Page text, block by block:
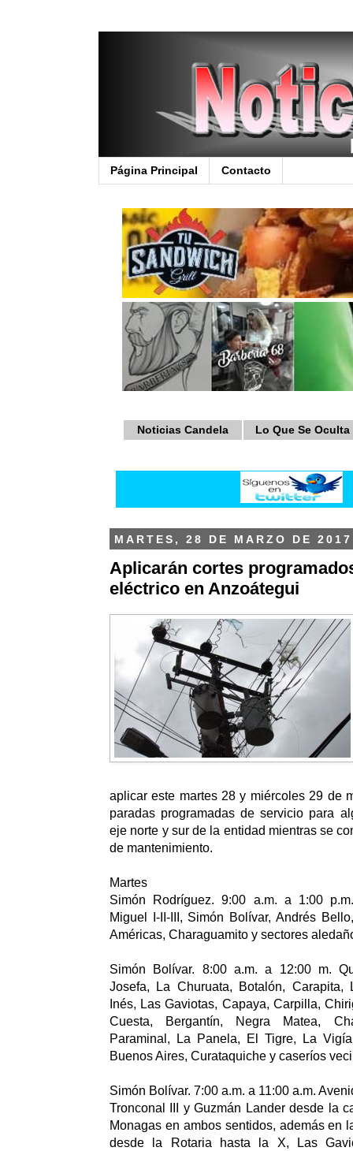
Página Principal Contacto
Noticias Candela Lo Que Se Oculta
MARTES, 28 DE MARZO DE 2017
Aplicarán cortes
eléctrico en Anzoátegui
aplicar este martes 28 y miércoles 29 de
paradas programadas de servicio para
eje norte y sur de la entidad mientras se
de mantenimiento.
Martes
Simón Rodríguez. 9:00 a.m. a 1:00
Miguel I-II-III, Simón Bolívar, Andrés
Américas, Charaguamito y sectores
Simón Bolívar. 8:00 a.m. a 12:00 m.
Josefa, La Churuata, Botalón, Carapita,
Inés, Las Gaviotas, Capaya, Carpilla,
Cuesta, Bergantín, Negra Matea,
Paraminal, La Panela, El Tigre, La
Buenos Aires, Curataquiche y caseríos
Simón Bolívar. 7:00 a.m. a 11:00 a.m.
Tronconal III y Guzmán Lander desde la
Monagas en ambos sentidos, además en
desde la Rotaria hasta la X, Las